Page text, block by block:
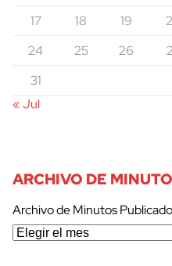
17
18 19
24
25 26
31
« Jul
ARCHIVO DE
Archivo de Minutos